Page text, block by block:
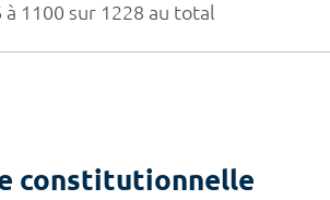
à 1100 sur 1228 au total
constitutionnelle